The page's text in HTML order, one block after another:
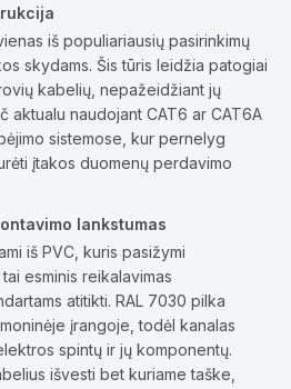
iš populiariausių pasirinkimų
skydams. Šis tūris leidžia patogiai
kabelių, nepažeidžiant jų
aktualu naudojant CAT6 ar CAT6A
sistemose, kur pernelyg
įtakos duomenų perdavimo
lankstumas
iš PVC, kuris pasižymi
esminis reikalavimas
atitikti. RAL 7030 pilka
įrangoje, todėl kanalas
spintų ir jų komponentų.
išvesti bet kuriame taške,